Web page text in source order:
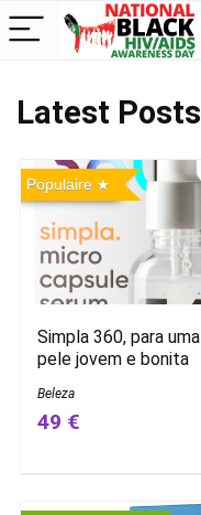
Latest Posts
Populaire
Simpla 360, para uma
pele jovem e bonita
Beleza
49 €